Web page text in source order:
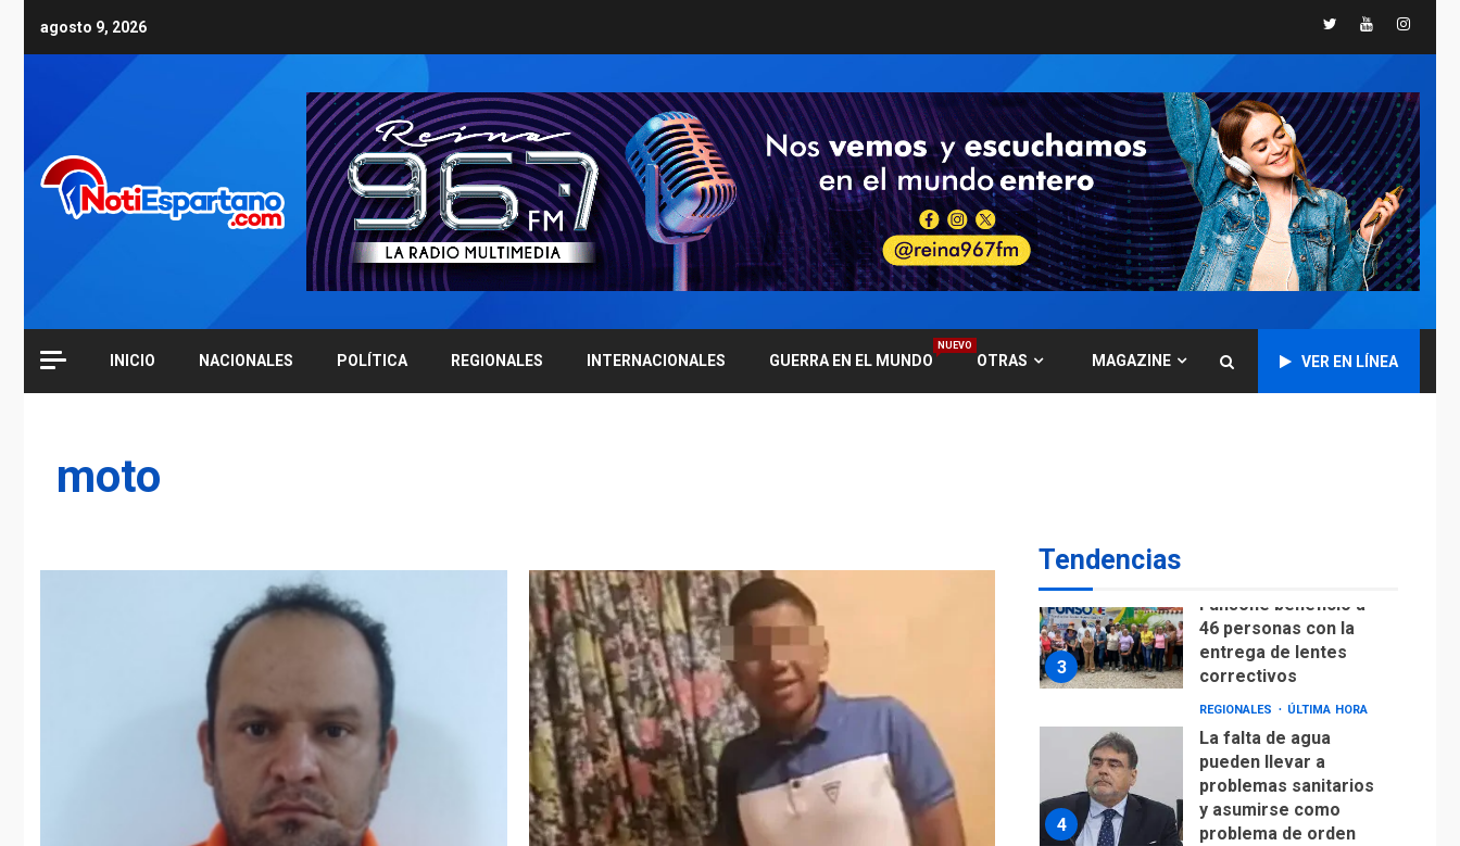
agosto 9, 2026 TwitterYoutube
INICIO NACIONALES POLÍTICA REGIONALES INTERNACIONALES GUERRA EN EL MUNDO
NUEVO
OTRAS MAGAZINE VER EN LÍNEA
moto
Tendencias
financiamiento obras
post-sismos
7
LATINOAMÉRICA Y CARIBE
TITULARES
ÚLTIMA HORA
Atentado con drones
explosivos deja un
policía muerto
POLÍTICA ÚLTIMA HORA
Delcy Rodríguez
Corpoelec y nuevo
3
Funsone benefició a
46 personas con la
entrega de lentes
correctivos
4
REGIONALES ÚLTIMA HORA
La falta de agua
pueden llevar a
problemas sanitarios
y asumirse como
problema de orden